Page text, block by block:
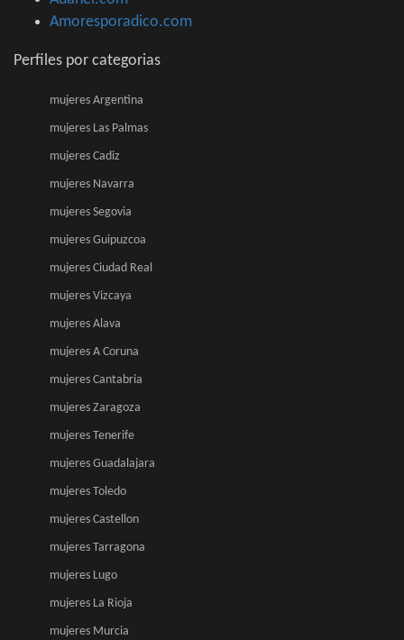
Amoresporadico.com
Perfiles por categorias
mujeres Argentina
mujeres Las Palmas
mujeres Cadiz
mujeres Navarra
mujeres Segovia
mujeres Guipuzcoa
mujeres Ciudad Real
mujeres Vizcaya
mujeres Alava
mujeres A Coruna
mujeres Cantabria
mujeres Zaragoza
mujeres Tenerife
mujeres Guadalajara
mujeres Toledo
mujeres Castellon
mujeres Tarragona
mujeres Lugo
mujeres La Rioja
mujeres Murcia